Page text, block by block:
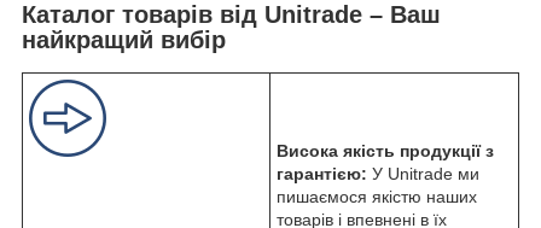
Каталог товарів від Unitrade – Ваш
найкращий вибір
Висока якість продукції з
гарантією: У Unitrade ми
пишаємося якістю наших
товарів і впевнені в їх